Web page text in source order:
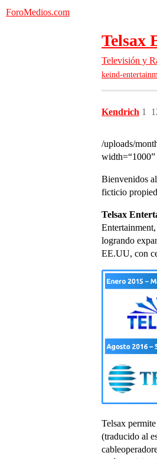
ForoMedios.com
Telsax
Televisión y
keind-
Kendrich 1
/uploads/
Bienvenidos
ficticio
Telsax
logrando
EE.UU, con
Telsax
(traducido al